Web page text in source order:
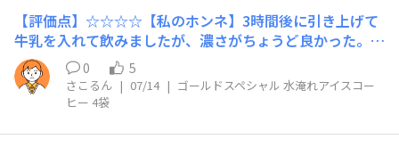
【評価点】☆☆☆☆【私のホンネ】3時間後に引き上げて
牛乳を入れて飲みましたが、濃さがちょうど良かった。
【リピート】あり【こんな時におすすめ】外出先から帰っ
てきてまず1杯ぐびぐび飲みたいです。
0 5
さこるん | 07/14 | ゴールドスペシャル 水淹れアイスコー
ヒー 4袋